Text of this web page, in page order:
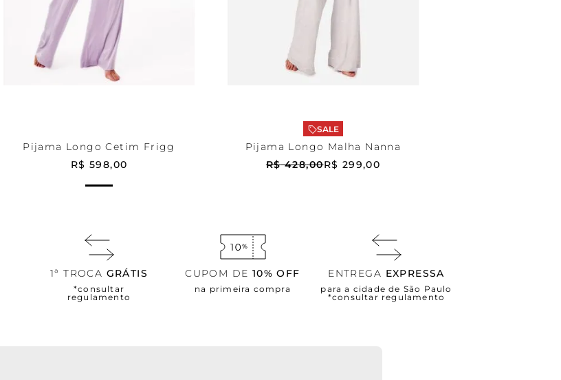
Lilás P
Pijama Longo Cetim Frigg
R$ 598,00
GG
SALE
Pijama Longo Malha Nanna
R$ 428,00R$ 299,00
1ª TROCA GRÁTIS
*consultar
regulamento
CUPOM DE 10% OFF
na primeira compra
ENTREGA EXPRESSA
para a cidade de São Paulo
*consultar regulamento